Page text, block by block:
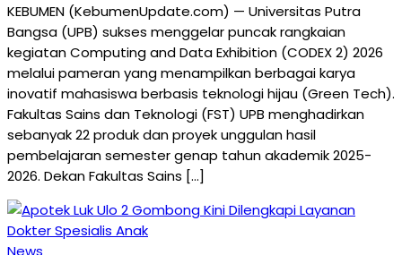
KEBUMEN (KebumenUpdate.com) — Universitas Putra
Bangsa (UPB) sukses menggelar puncak rangkaian
kegiatan Computing and Data Exhibition (CODEX 2) 2026
melalui pameran yang menampilkan berbagai karya
inovatif mahasiswa berbasis teknologi hijau (Green Tech).
Fakultas Sains dan Teknologi (FST) UPB menghadirkan
sebanyak 22 produk dan proyek unggulan hasil
pembelajaran semester genap tahun akademik 2025-
2026. Dekan Fakultas Sains […]
News